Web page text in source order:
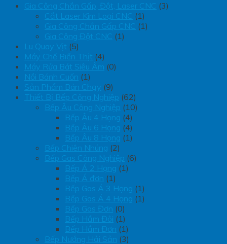
Gia Công Chắn Gấp, Đột, Laser CNC (3)
Cắt Laser Kim Loại CNC (1)
Gia Công Chắn Gấp CNC (1)
Gia Công Đột CNC (1)
Lu Quay Vịt (5)
Máy Chế Biến Thịt (4)
Máy Rửa Bát Siêu Âm (0)
Nồi Bánh Cuốn (1)
Sản Phẩm Bán Chạy (9)
Thiết Bị Bếp Công Nghiệp (62)
Bếp Âu Công Nghiệp (10)
Bếp Âu 4 Họng (4)
Bếp Âu 6 Họng (4)
Bếp Âu 8 Họng (1)
Bếp Chiên Nhúng (2)
Bếp Gas Công Nghiệp (6)
Bếp Á 2 Họng (1)
Bếp Á đơn (1)
Bếp Gas Á 3 Họng (1)
Bếp Gas Á 4 Họng (1)
Bếp Gas Đơn (0)
Bếp Hầm Đôi (1)
Bếp Hầm Đơn (1)
Bếp Nướng Hải Sản (3)